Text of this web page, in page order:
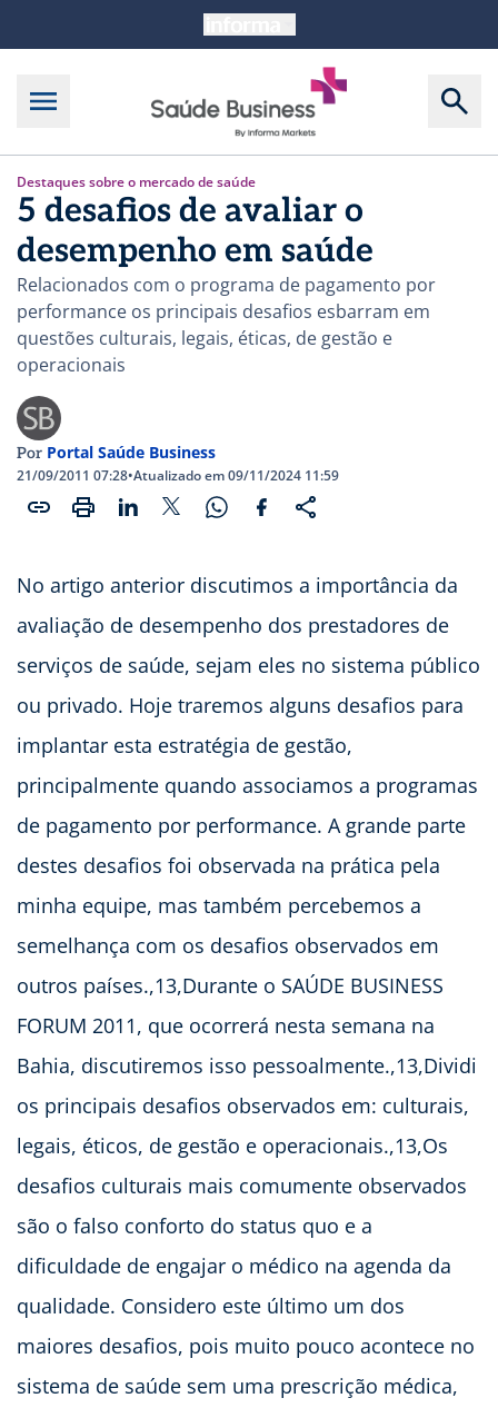
Destaques sobre o mercado de saúde
5 desafios de avaliar o
desempenho em saúde
Relacionados com o programa de pagamento por
performance os principais desafios esbarram em
questões culturais, legais, éticas, de gestão e
operacionais
Por Portal Saúde Business
21/09/2011 07:28•Atualizado em 09/11/2024 11:59
No artigo anterior discutimos a importância da
avaliação de desempenho dos prestadores de
serviços de saúde, sejam eles no sistema público
ou privado. Hoje traremos alguns desafios para
implantar esta estratégia de gestão,
principalmente quando associamos a programas
de pagamento por performance. A grande parte
destes desafios foi observada na prática pela
minha equipe, mas também percebemos a
semelhança com os desafios observados em
outros países.,13,Durante o SAÚDE BUSINESS
FORUM 2011, que ocorrerá nesta semana na
Bahia, discutiremos isso pessoalmente.,13,Dividi
os principais desafios observados em: culturais,
legais, éticos, de gestão e operacionais.,13,Os
desafios culturais mais comumente observados
são o falso conforto do status quo e a
dificuldade de engajar o médico na agenda da
qualidade. Considero este último um dos
maiores desafios, pois muito pouco acontece no
sistema de saúde sem uma prescrição médica,